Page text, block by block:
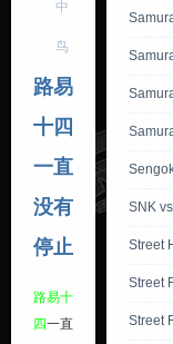
中
鸟
路易
十四
一直
没有
停止
路易十
四一直
SNK
Street
Street
Street